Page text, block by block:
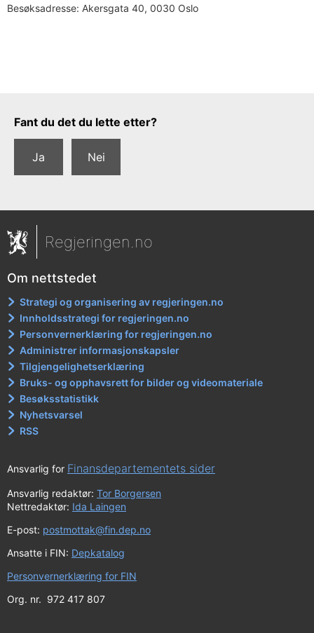
Besøksadresse: Akersgata 40, 0030 Oslo
Tilbakemeldingsskjema
Fant du det du lette etter?
Ja Nei
Regjeringen.no
Om nettstedet
Strategi og organisering av regjeringen.no
Innholdsstrategi for regjeringen.no
Personvernerklæring for regjeringen.no
Administrer informasjonskapsler
Tilgjengelighetserklæring
Bruks- og opphavsrett for bilder og videomateriale
Besøksstatistikk
Nyhetsvarsel
RSS
Ansvarlig for Finansdepartementets sider
Ansvarlig redaktør: Tor Borgersen
Nettredaktør: Ida Laingen
E-post: postmottak@fin.dep.no
Ansatte i FIN: Depkatalog
Personvernerklæring for FIN
Org. nr. 972 417 807